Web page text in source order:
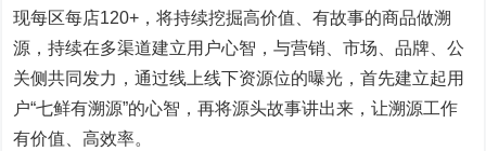
现每区每店120+，将持续挖掘高价值、有故事的商品做溯
源，持续在多渠道建立用户心智，与营销、市场、品牌、公
关侧共同发力，通过线上线下资源位的曝光，首先建立起用
户“七鲜有溯源”的心智，再将源头故事讲出来，让溯源工作
有价值、高效率。